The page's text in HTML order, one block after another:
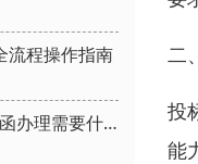
流程操作指南
银行保函一般几天能办好？银行保函办理需要什么资料？
二
投
能